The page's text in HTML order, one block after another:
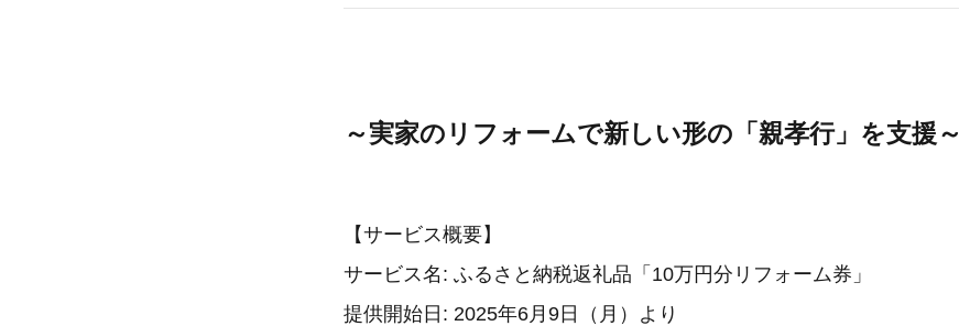
～実家のリフォームで新しい形の「親孝行」を支援～
【サービス概要】
サービス名: ふるさと納税返礼品「10万円分リフォーム券」
提供開始日: 2025年6月9日（月）より